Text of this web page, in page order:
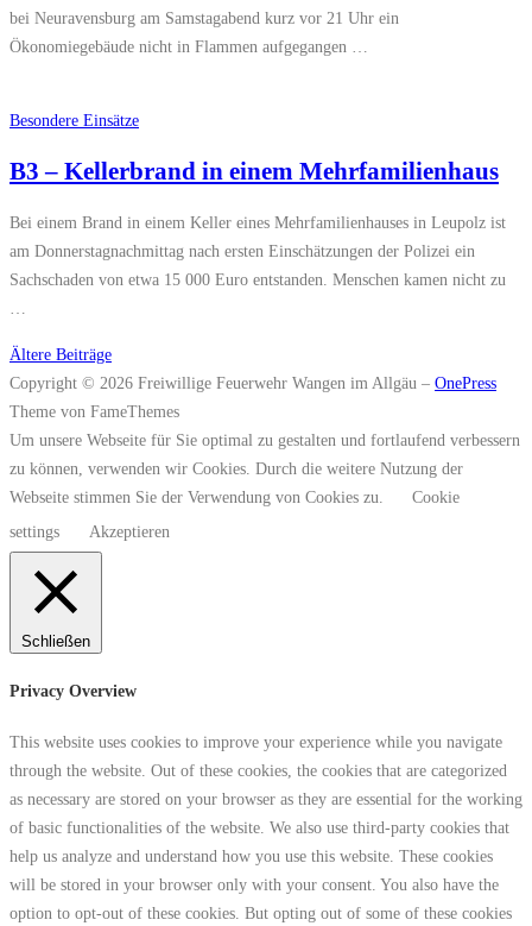
bei Neuravensburg am Samstagabend kurz vor 21 Uhr ein
Ökonomiegebäude nicht in Flammen aufgegangen …
Besondere Einsätze
B3 – Kellerbrand in einem Mehrfamilienhaus
Bei einem Brand in einem Keller eines Mehrfamilienhauses in Leupolz ist
am Donnerstagnachmittag nach ersten Einschätzungen der Polizei ein
Sachschaden von etwa 15 000 Euro entstanden. Menschen kamen nicht zu
…
Beitragsnavigation
Ältere Beiträge
Copyright © 2026 Freiwillige Feuerwehr Wangen im Allgäu – OnePress
Theme von FameThemes
Um unsere Webseite für Sie optimal zu gestalten und fortlaufend verbessern
zu können, verwenden wir Cookies. Durch die weitere Nutzung der
Webseite stimmen Sie der Verwendung von Cookies zu.
Cookie
settings
Akzeptieren
Schließen
Privacy Overview
This website uses cookies to improve your experience while you navigate
through the website. Out of these cookies, the cookies that are categorized
as necessary are stored on your browser as they are essential for the working
of basic functionalities of the website. We also use third-party cookies that
help us analyze and understand how you use this website. These cookies
will be stored in your browser only with your consent. You also have the
option to opt-out of these cookies. But opting out of some of these cookies